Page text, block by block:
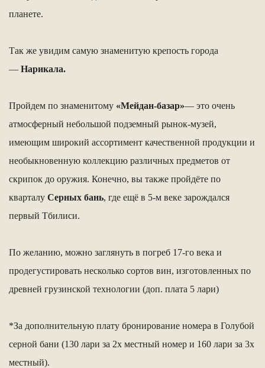
планете.
Так же увидим самую знаменитую крепость города
— Нарикала.
Пройдем по знаменитому «Мейдан-базар»— это очень
атмосферный небольшой подземный рынок-музей,
имеющим широкий ассортимент качественной продукции и
необыкновенную коллекцию различных предметов от
скрипок до оружия. Конечно, вы также пройдёте по
кварталу Серных бань, где ещё в 5-м веке зарождался
первый Тбилиси.
По желанию, можно заглянуть в погреб 17-го века и
продегустировать несколько сортов вин, изготовленных по
древней грузинской технологии (доп. плата 5 лари)
*За дополнительную плату бронирование номера в Голубой
серной бани (130 лари за 2х местный номер и 160 лари за 3х
местный).